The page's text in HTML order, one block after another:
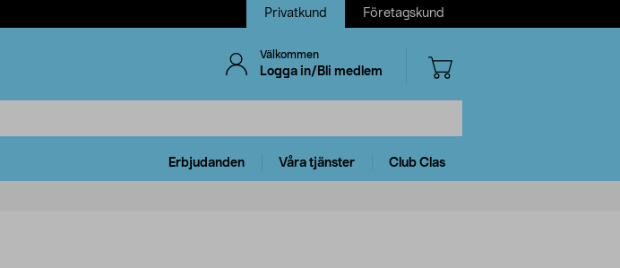
Privatkund Företagskund
Välkommen
Logga in/Bli medlem
Erbjudanden Våra tjänster Club Clas